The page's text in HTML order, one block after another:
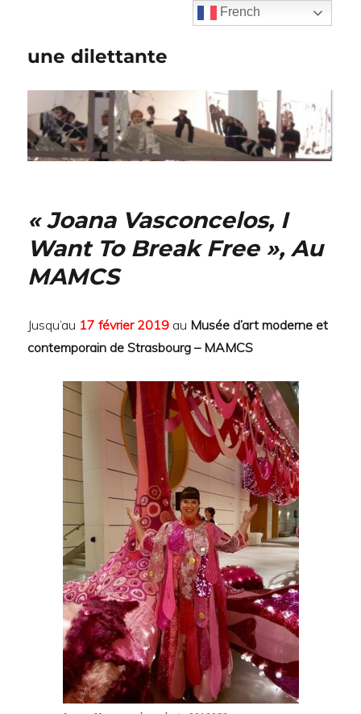
une dilettante
« Joana Vasconcelos, I
Want To Break Free », Au
MAMCS
Jusqu’au 17 février 2019 au Musée d’art moderne et
contemporain de Strasbourg – MAMCS
French